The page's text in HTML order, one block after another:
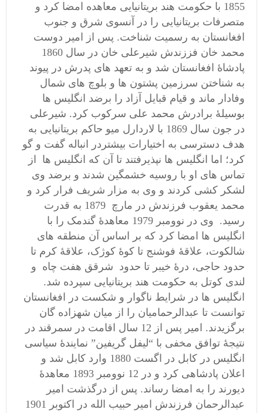
1855 با حکومت هند بریتانیایی معاهده امضا کرد و
متصرفات بریتانیایی را در آنسوی شرق و جنوب
افغانستان به رسمیت شناخت. پس از امیر دوست
محمد خان فززندش شیرعلی خان در سال 1860
پادشاۀ افغانستان شد و به تعهد های پدرش در پیوند
به شناختن سرزمین پشتون ها و بلوچ های شمال
وفادار ماند و قیام قبایل آزاد را برضد انگلیس ها
بوسیلۀ برادرش محمد علی سرکوب کرد. شیرعلی
در جون سال 1869 با لاردارل میو حاکم بریتانیایی به
هدف دسترسی به اختیارات بیشتردر انباله گفت و گو
کرد؛ اما انگلیس ها نپذیرفتند تا آن که انگلیس ها از
تماس های او با روسیه خشمگین شدند و برضد وی
لشکر کشی کردند و وی به مزار شریف فرار کرد و
محمد یعقوب فرزندش در مارچ 1879 به قدرت
رسید. وی در نوومبر 1979 معاهدۀ گندمک را با
انگلیس ها امضا کرد که بر اساس آن منطقه های
شالکوت، علاقۀ فوشنج تا کوۀ کوژک، علاقۀ کرم تا
حدود حاجی، درۀ خیبر تا حدود شرقق هفت چاه و
لندی کوتل به حکومت هند بریتانیایی سپرده شد.
انگلیس ها در شرایط ناگوار و شکست در افغانستان
توانست تا عبدالرحمامیان را از میان شهزاده گان
برگزیدند. امیر پس از 12 سال اقامت در سمرقند در
نتیجۀ توافق مخفی با “لیفل گریفین” نمایندۀ سیاسی
انگلیس در کابل در اگست 1880 وارد کابل شد و
اعلان پادشاهی کرد و در 12 نوومبر 1893 معاهدۀ
دیورند را به امضا رساند. پس از درگذشت امیر
عبدالرحمان فرزندش امیر حبیب الله در اکتوبر 1901